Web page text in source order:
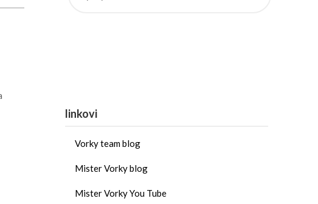
linkovi
Vorky team blog
Mister Vorky blog
Mister Vorky You Tube